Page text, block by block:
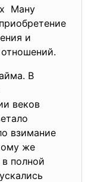
Ману
и
В
веков
взимание
же
полной